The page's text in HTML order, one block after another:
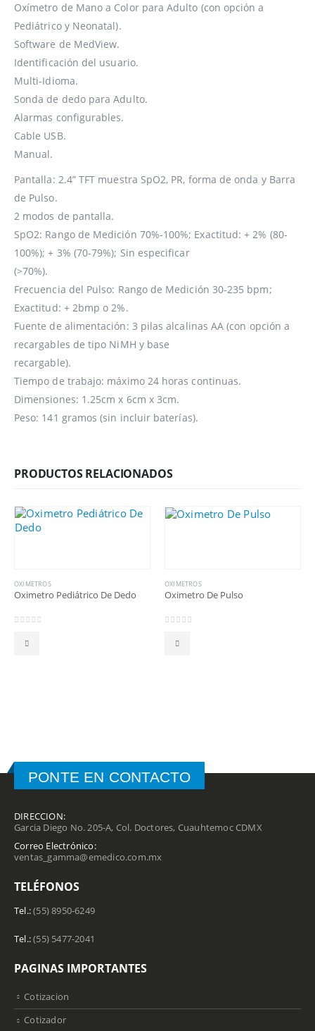
Oxímetro de Mano a Color para Adulto (con opción a
Pediátrico y Neonatal).
Software de MedView.
Identificación del usuario.
Multi-Idioma.
Sonda de dedo para Adulto.
Alarmas configurables.
Cable USB.
Manual.
Pantalla: 2.4” TFT muestra SpO2, PR, forma de onda y Barra
de Pulso.
2 modos de pantalla.
SpO2: Rango de Medición 70%-100%; Exactitud: + 2% (80-
100%); + 3% (70-79%); Sin especificar
(>70%).
Frecuencia del Pulso: Rango de Medición 30-235 bpm;
Exactitud: + 2bmp o 2%.
Fuente de alimentación: 3 pilas alcalinas AA (con opción a
recargables de tipo NiMH y base
recargable).
Tiempo de trabajo: máximo 24 horas continuas.
Dimensiones: 1.25cm x 6cm x 3cm.
Peso: 141 gramos (sin incluir baterías).
PRODUCTOS RELACIONADOS
OXIMETROS
Oximetro Pediátrico De Dedo
OXIMETROS
Oximetro De Pulso
PONTE EN CONTACTO
DIRECCION:
Garcia Diego No. 205-A, Col. Doctores, Cuauhtemoc CDMX
Correo Electrónico:
ventas_gamma@emedico.com.mx
TELÉFONOS
Tel.:(55) 8950-6249
Tel.:(55) 5477-2041
PAGINAS IMPORTANTES
Cotizacion
Cotizador